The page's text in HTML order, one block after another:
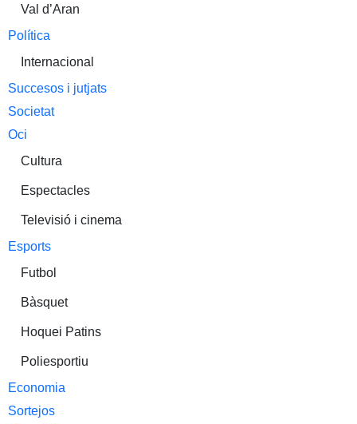
Val d’Aran
Política
Internacional
Succesos i jutjats
Societat
Oci
Cultura
Espectacles
Televisió i cinema
Esports
Futbol
Bàsquet
Hoquei Patins
Poliesportiu
Economia
Sortejos